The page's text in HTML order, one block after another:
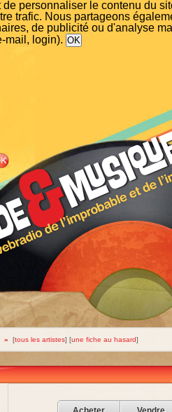
de personnaliser le contenu du
trafic. Nous partageons
de publicité ou d'analyse
mail, login).
» [tous les artistes] [une fiche au hasard]